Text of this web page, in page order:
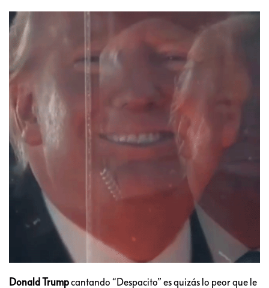
Donald Trumpcantando “Despacito” es quizás lo peor que le